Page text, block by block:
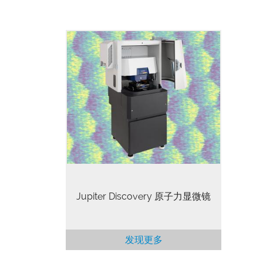
Jupiter Discovery原子力显微镜将一
流性能与卓越的易用性独特结合。无
论是在学术界还是工业界，研究人员
都期望以更少的培训和精力获得高质
量的结果。与此同时，当今的原子力
显微镜测量需要更高的性能，因为用
户力求解析更精细的细节，并实现更
高的准确性、可重复性和通量。
Jupiter Discovery原子力显微镜是唯
一满足这些需求的设备，同时提供研
究人员所需的超高性能和卓越可用
Jupiter Discovery 原子力显微镜
发现更多